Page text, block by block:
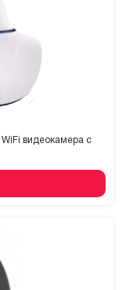
WiFi видеокамера с